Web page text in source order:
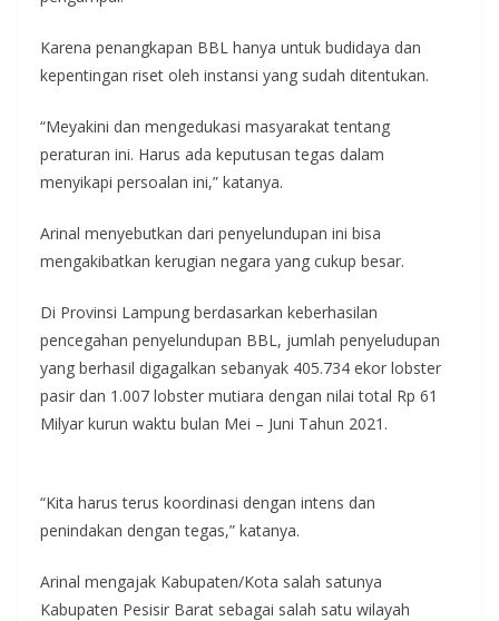
Karena penangkapan BBL hanya untuk budidaya dan
kepentingan riset oleh instansi yang sudah ditentukan.
“Meyakini dan mengedukasi masyarakat tentang
peraturan ini. Harus ada keputusan tegas dalam
menyikapi persoalan ini,” katanya.
Arinal menyebutkan dari penyelundupan ini bisa
mengakibatkan kerugian negara yang cukup besar.
Di Provinsi Lampung berdasarkan keberhasilan
pencegahan penyelundupan BBL, jumlah penyeludupan
yang berhasil digagalkan sebanyak 405.734 ekor lobster
pasir dan 1.007 lobster mutiara dengan nilai total Rp 61
Milyar kurun waktu bulan Mei – Juni Tahun 2021.
“Kita harus terus koordinasi dengan intens dan
penindakan dengan tegas,” katanya.
Arinal mengajak Kabupaten/Kota salah satunya
Kabupaten Pesisir Barat sebagai salah satu wilayah